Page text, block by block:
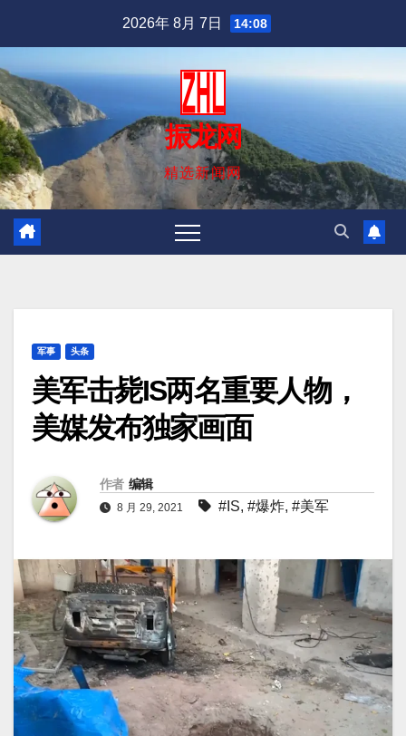
内
容
2026年 8月 7日 14:08
振龙网
精选新闻网
军事 头条
美军击毙IS两名重要人物，
美媒发布独家画面
作者 编辑
8 月 29, 2021 #IS, #爆炸, #美军